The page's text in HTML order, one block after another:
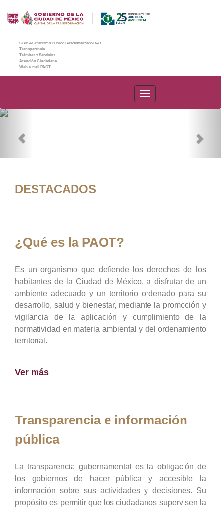
CDMX/Organismo Público Descentralizado/PAOT
Transparencia
Trámites y Servicios
Atención Ciudadana
Web e-mail PAOT
PAOT
DESTACADOS
¿Qué es la PAOT?
Es un organismo que defiende los derechos de los
habitantes de la Ciudad de México, a disfrutar de un
ambiente adecuado y un territorio ordenado para su
desarrollo, salud y bienestar, mediante la promoción y
vigilancia de la aplicación y cumplimiento de la
normatividad en materia ambiental y del ordenamiento
territorial.
Ver más
Transparencia e información
pública
La transparencia gubernamental es la obligación de
los gobiernos de hacer pública y accesible la
información sobre sus actividades y decisiones. Su
propósito es permitir que los ciudadanos supervisen la